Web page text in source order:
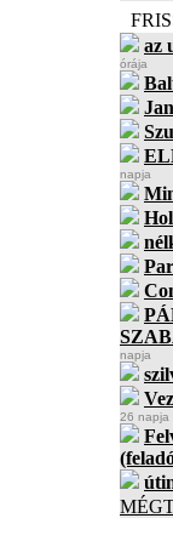
az
órája
napja
napja
26 napja